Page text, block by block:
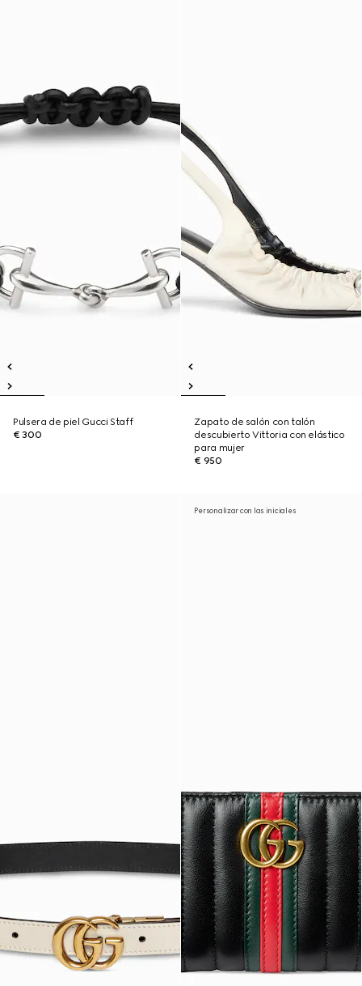
Pulsera de piel Gucci Staff
€ 300
Zapato de salón con talón
descubierto Vittoria con elástico
para mujer
€ 950
Personalizar con las iniciales